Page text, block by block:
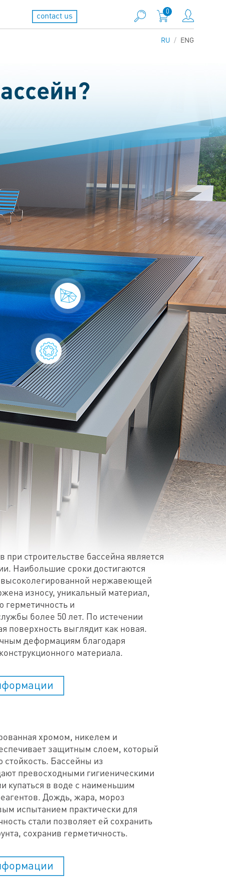
0
contact us
RU ENG
строительстве бассейна является
Наибольшие сроки достигаются
нержавеющей
износу, уникальный материал,
герметичность и
более 50 лет. По истечении
поверхность выглядит как новая.
деформациям благодаря
материала.
хромом, никелем и
защитным слоем, который
стойкость. Бассейны из
превосходными гигиеническими
купаться в воде с наименьшим
Дождь, жара, мороз
испытанием практически для
стали позволяет ей сохранить
сохранив герметичность.